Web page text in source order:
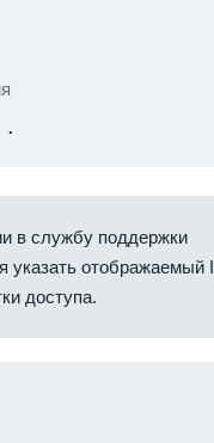
в службу поддержки
указать отображаемый
доступа.